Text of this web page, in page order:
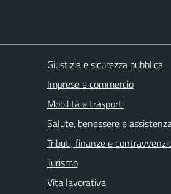
Giustizia e sicurezza pubblica
Imprese e commercio
Mobilità e trasporti
Salute, benessere e
Tributi, finanze e
Turismo
Vita lavorativa